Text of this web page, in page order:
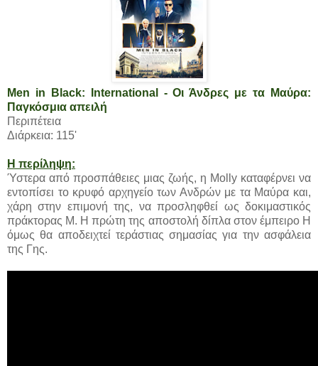
Men in Black: International - Οι Άνδρες με τα Μαύρα:
Παγκόσμια απειλή
Περιπέτεια
Διάρκεια: 115'
Η περίληψη:
Ύστερα από προσπάθειες μιας ζωής, η Molly καταφέρνει να
εντοπίσει το κρυφό αρχηγείο των Ανδρών με τα Μαύρα και,
χάρη στην επιμονή της, να προσληφθεί ως δοκιμαστικός
πράκτορας Μ. Η πρώτη της αποστολή δίπλα στον έμπειρο Η
όμως θα αποδειχτεί τεράστιας σημασίας για την ασφάλεια
της Γης.